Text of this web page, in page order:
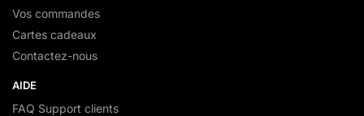
Vos commandes
Cartes cadeaux
Contactez-nous
AIDE
FAQ Support clients